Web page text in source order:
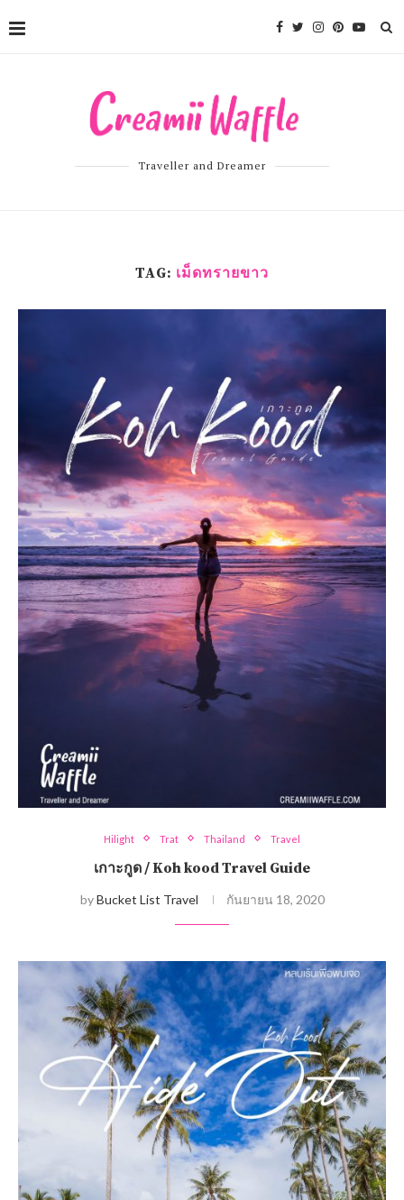
Traveller and Dreamer
TAG: เม็ดทรายขาว
Hilight Trat Thailand Travel
เกาะกูด / Koh kood Travel Guide
byBucket List Travel กันยายน 18, 2020